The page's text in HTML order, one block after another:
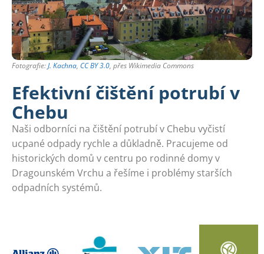
Fotografie:J. Kachna, CC BY 3.0, přes Wikimedia Commons
Efektivní čištění potrubí v
Chebu
Naši odborníci na čištění potrubí v Chebu vyčistí
ucpané odpady rychle a důkladně. Pracujeme od
historických domů v centru po rodinné domy v
Dragounském Vrchu a řešíme i problémy starších
odpadních systémů.